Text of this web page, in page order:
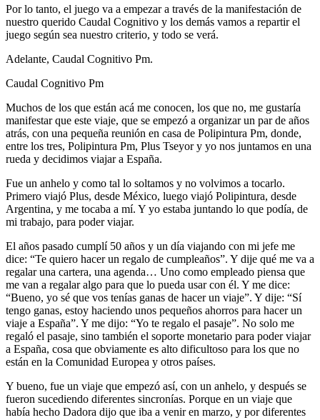
Por lo tanto, el juego va a empezar a través de la manifestación de
nuestro querido Caudal Cognitivo y los demás vamos a repartir el
juego según sea nuestro criterio, y todo se verá.
Adelante, Caudal Cognitivo Pm.
Caudal Cognitivo Pm
Muchos de los que están acá me conocen, los que no, me gustaría
manifestar que este viaje, que se empezó a organizar un par de años
atrás, con una pequeña reunión en casa de Polipintura Pm, donde,
entre los tres, Polipintura Pm, Plus Tseyor y yo nos juntamos en una
rueda y decidimos viajar a España.
Fue un anhelo y como tal lo soltamos y no volvimos a tocarlo.
Primero viajó Plus, desde México, luego viajó Polipintura, desde
Argentina, y me tocaba a mí. Y yo estaba juntando lo que podía, de
mi trabajo, para poder viajar.
El años pasado cumplí 50 años y un día viajando con mi jefe me
dice: “Te quiero hacer un regalo de cumpleaños”. Y dije qué me va a
regalar una cartera, una agenda… Uno como empleado piensa que
me van a regalar algo para que lo pueda usar con él. Y me dice:
“Bueno, yo sé que vos tenías ganas de hacer un viaje”. Y dije: “Sí
tengo ganas, estoy haciendo unos pequeños ahorros para hacer un
viaje a España”. Y me dijo: “Yo te regalo el pasaje”. No solo me
regaló el pasaje, sino también el soporte monetario para poder viajar
a España, cosa que obviamente es alto dificultoso para los que no
están en la Comunidad Europea y otros países.
Y bueno, fue un viaje que empezó así, con un anhelo, y después se
fueron sucediendo diferentes sincronías. Porque en un viaje que
había hecho Dadora dijo que iba a venir en marzo, y por diferentes